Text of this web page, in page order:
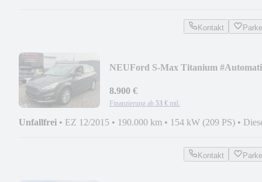
Kontakt
NEUFord S-Max Titanium
8.900 €
Finanzierung ab 53 € mtl.
Unfallfrei • EZ 12/2015 • 190.000 km • 154 kW (209 PS) •
Kontakt